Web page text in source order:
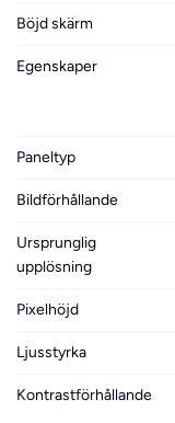
Böjd skärm
Egenskaper
Paneltyp
Bildförhållande
Ursprunglig
upplösning
Pixelhöjd
Ljusstyrka
Kontrastförhållande